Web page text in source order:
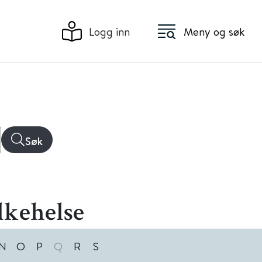
Logg inn Meny og søk
Søk
O P Q R S